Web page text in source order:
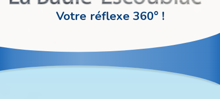
Votre réflexe 360° !